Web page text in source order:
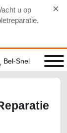
u op
×
Bel-Snel